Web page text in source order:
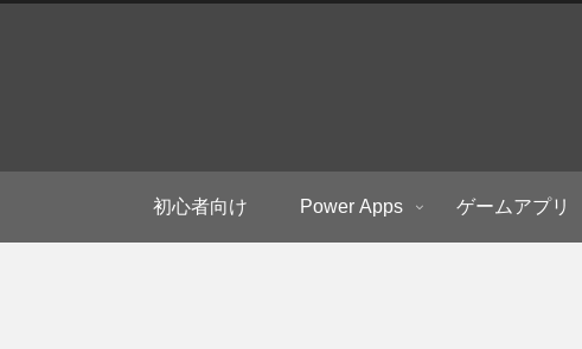
初心者向け Power Apps ゲームアプリ